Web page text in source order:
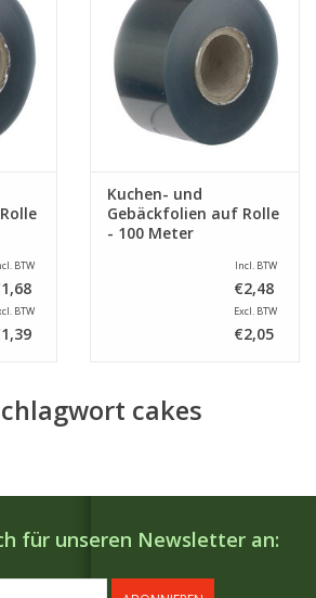
BTW
BTW
Kuchen- und
Gebäckfolien auf Rolle
- 100 Meter
Incl. BTW
€2,48
Excl. BTW
€2,05
cakes
für unseren Newsletter an: